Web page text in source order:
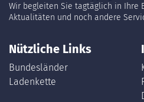
Wir begleiten Sie tagtäglich in Ihre
Aktualitäten und noch andere
Nützliche Links
Bundesländer
Ladenkette